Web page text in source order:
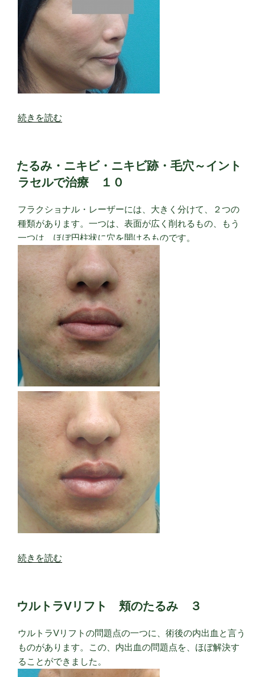
“ウ
ラ
V
リ
ト
～
主
ラ
ン
に
変
化
が
の
続きを読む
たるみ・ニキビ・ニキビ跡・毛穴～イント
ラセルで治療 １０
フラクショナル・レーザーには、大きく分けて、２つの
種類があります。一つは、表面が広く削れるもの、もう
一つは、ほぼ円柱状に穴を開けるものです。
“た
ニ
キ
ビ・
ニ
キ
ビ
続きを読む
ウルトラVリフト 頬のたるみ ３
ウルトラVリフトの問題点の一つに、術後の内出血と言う
ものがあります。この、内出血の問題点を、ほぼ解決す
ることができました。